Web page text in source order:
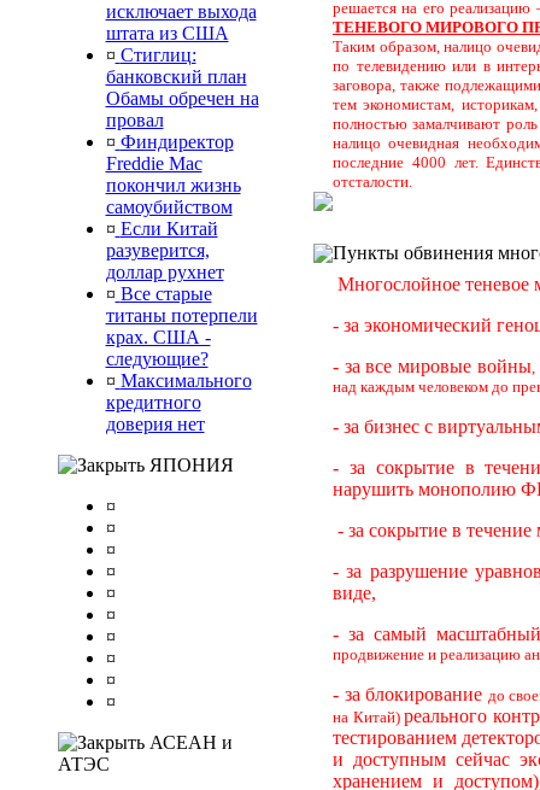
исключает выхода
штата из США
¤ Стиглиц:
банковский план
Обамы обречен на
провал
¤ Финдиректор
Freddie Mac
покончил жизнь
самоубийством
¤ Если Китай
разуверится,
доллар рухнет
¤ Все старые
титаны потерпели
крах. США -
следующие?
¤ Максимального
кредитного
доверия нет
ЯПОНИЯ
¤
¤
¤
¤
¤
¤
¤
¤
¤
¤
АСЕАН и
АТЭС
решается на его
ТЕНЕВОГО МИРОВОГО
Таким образом, налицо
по телевидению или в
заговора, также
тем экономистам,
полностью замалчивают
налицо очевидная
последние 4000 лет.
отсталости.
Пункты обвинения
Многослойное теневое
- за экономический
- за все мировые войны,
над каждым человеком до
- за бизнес с
- за сокрытие в
нарушить монополию
- за сокрытие в
- за разрушение
виде,
- за самый
продвижение и реализацию
- за блокирование до
на Китай)реального
тестированием
и доступным сейчас
хранением и